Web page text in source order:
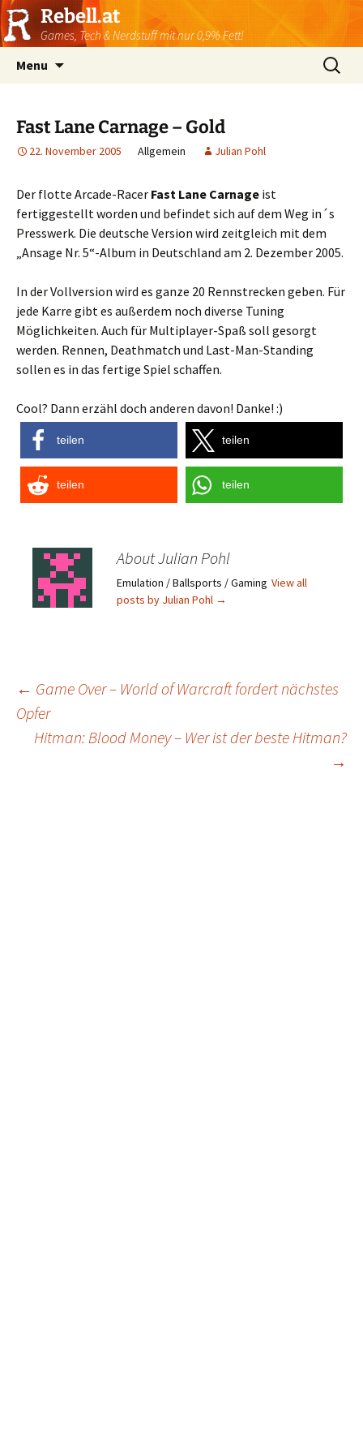
Rebell.at
Games, Tech & Nerdstuff mit nur 0,9% Fett!
Menu
Suchen
nach:
Fast Lane Carnage – Gold
22. November 2005 Allgemein Julian Pohl
Der flotte Arcade-Racer Fast Lane Carnage ist
fertiggestellt worden und befindet sich auf dem Weg in´s
Presswerk. Die deutsche Version wird zeitgleich mit dem
„Ansage Nr. 5“-Album in Deutschland am 2. Dezember 2005.
In der Vollversion wird es ganze 20 Rennstrecken geben. Für
jede Karre gibt es außerdem noch diverse Tuning
Möglichkeiten. Auch für Multiplayer-Spaß soll gesorgt
werden. Rennen, Deathmatch und Last-Man-Standing
sollen es in das fertige Spiel schaffen.
Cool? Dann erzähl doch anderen davon! Danke! :)
teilen teilen
teilen teilen
About Julian Pohl
Emulation / Ballsports / Gaming View all
posts by Julian Pohl →
Post
navigation
← Game Over – World of Warcraft fordert nächstes
Opfer
Hitman: Blood Money – Wer ist der beste Hitman?
→